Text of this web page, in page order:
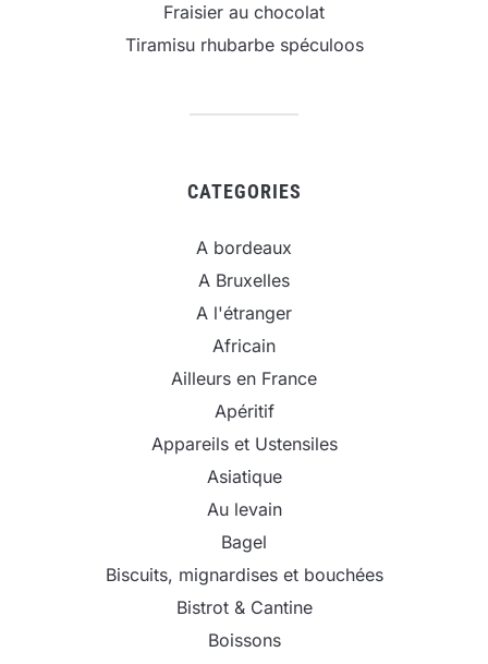
Fraisier au chocolat
Tiramisu rhubarbe spéculoos
CATEGORIES
A bordeaux
A Bruxelles
A l'étranger
Africain
Ailleurs en France
Apéritif
Appareils et Ustensiles
Asiatique
Au levain
Bagel
Biscuits, mignardises et bouchées
Bistrot & Cantine
Boissons